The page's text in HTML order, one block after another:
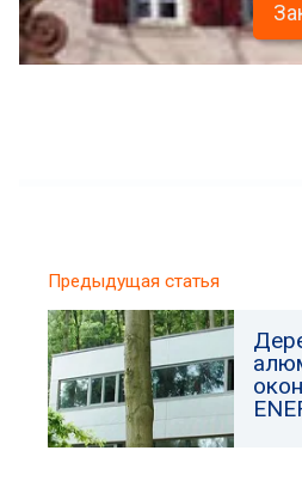
Предыдущая статья